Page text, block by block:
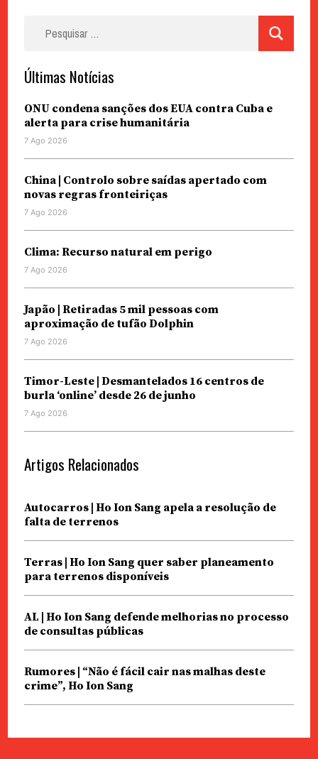
Últimas Notícias
ONU condena sanções dos EUA contra Cuba e
alerta para crise humanitária
7 Ago 2026
China | Controlo sobre saídas apertado com
novas regras fronteiriças
7 Ago 2026
Clima: Recurso natural em perigo
7 Ago 2026
Japão | Retiradas 5 mil pessoas com
aproximação de tufão Dolphin
7 Ago 2026
Timor-Leste | Desmantelados 16 centros de
burla ‘online’ desde 26 de junho
7 Ago 2026
Artigos Relacionados
Autocarros | Ho Ion Sang apela a resolução de
falta de terrenos
Terras | Ho Ion Sang quer saber planeamento
para terrenos disponíveis
AL | Ho Ion Sang defende melhorias no processo
de consultas públicas
Rumores | “Não é fácil cair nas malhas deste
crime”, Ho Ion Sang